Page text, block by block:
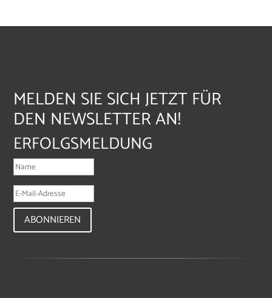
MELDEN SIE SICH JETZT FÜR
DEN NEWSLETTER AN!
ERFOLGSMELDUNG
ABONNIEREN